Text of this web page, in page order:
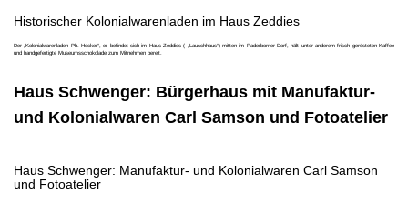
Historischer Kolonialwarenladen im Haus Zeddies
Der „Kolonialwarenladen Ph. Hecker“, er befindet sich im Haus Zeddies ( „Lauschhaus“) mitten im Paderborner Dorf, hält unter anderem frisch gerösteten Kaffee
und handgefertigte Museumsschokolade zum Mitnehmen bereit.
Haus Schwenger: Bürgerhaus mit Manufaktur-
und Kolonialwaren Carl Samson und Fotoatelier
Haus Schwenger: Manufaktur- und Kolonialwaren Carl Samson
und Fotoatelier